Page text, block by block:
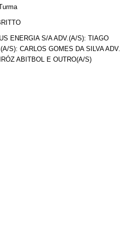
ENERGIA S/A ADV.(A/S): TIAGO
S): CARLOS GOMES DA SILVA ADV.
ABITBOL E OUTRO(A/S)